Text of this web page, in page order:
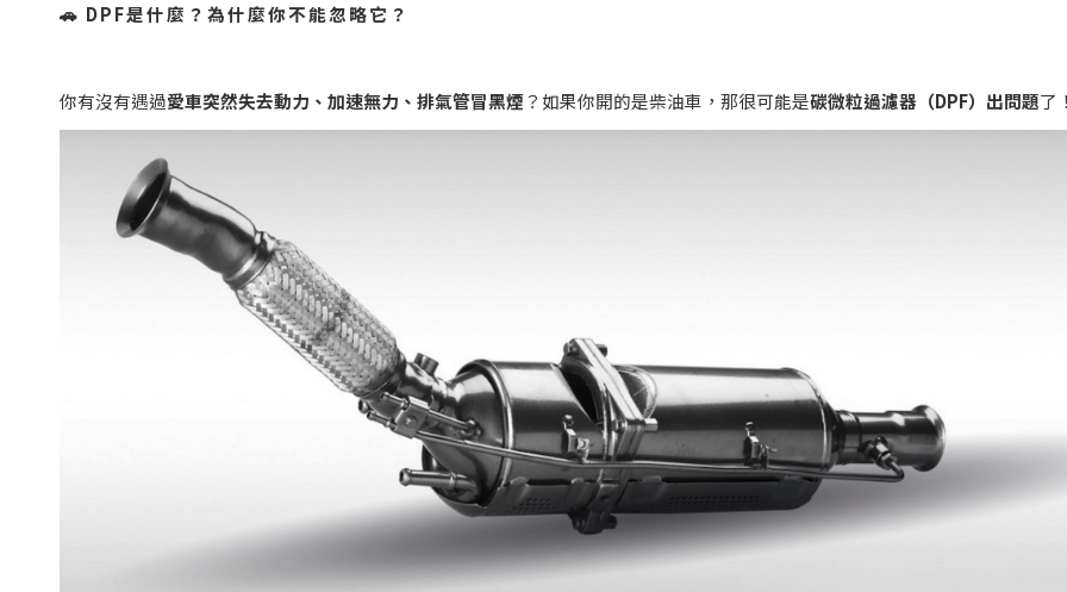
🚗 DPF是什麼？為什麼你不能忽略它？
你有沒有遇過愛車突然失去動力、加速無力、排氣管冒黑煙？如果你開的是柴油車，那很可能是碳微粒過濾器（DPF）出問題了